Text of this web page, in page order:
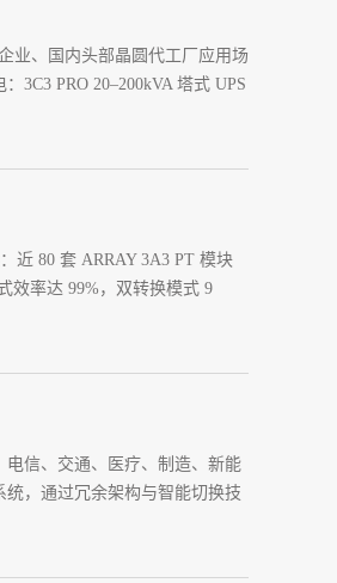
业、国内头部晶圆代工厂应用场
3C3 PRO 20–200kVA 塔式 UPS
近 80 套 ARRAY 3A3 PT 模块
效率达 99%，双转换模式 9
电信、交通、医疗、制造、新能
，通过冗余架构与智能切换技